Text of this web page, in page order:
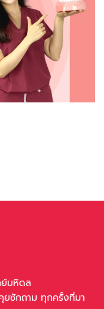
มหิดล
ยซักถาม ทุกครั้งที่มา